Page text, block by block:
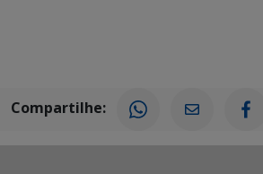
Compartilhe: